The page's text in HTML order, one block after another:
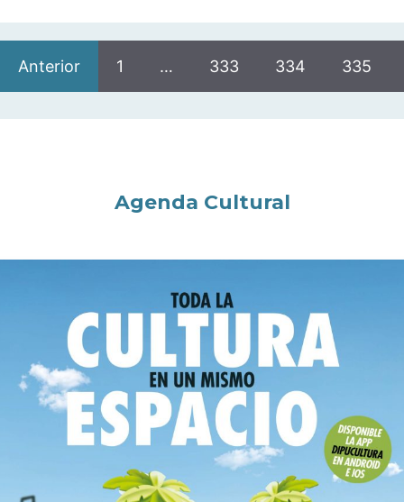
Anterior 1 … 333 334 335
Agenda Cultural